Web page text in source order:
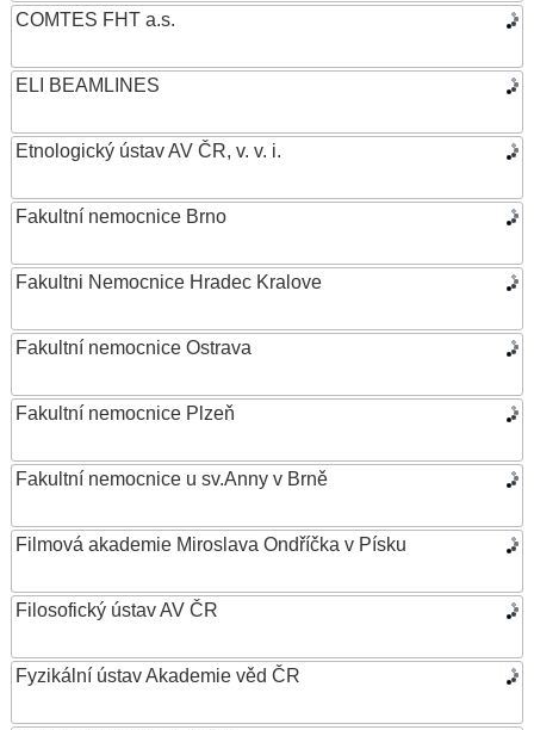
COMTES FHT a.s.
ELI BEAMLINES
Etnologický ústav AV ČR, v. v. i.
Fakultní nemocnice Brno
Fakultni Nemocnice Hradec Kralove
Fakultní nemocnice Ostrava
Fakultní nemocnice Plzeň
Fakultní nemocnice u sv.Anny v Brně
Filmová akademie Miroslava Ondříčka v Písku
Filosofický ústav AV ČR
Fyzikální ústav Akademie věd ČR